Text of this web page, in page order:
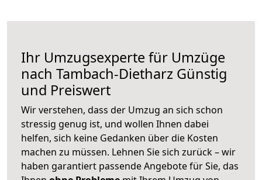
Ihr Umzugsexperte für Umzüge
nach Tambach-Dietharz Günstig
und Preiswert
Wir verstehen, dass der Umzug an sich schon
stressig genug ist, und wollen Ihnen dabei
helfen, sich keine Gedanken über die Kosten
machen zu müssen. Lehnen Sie sich zurück – wir
haben garantiert passende Angebote für Sie, das